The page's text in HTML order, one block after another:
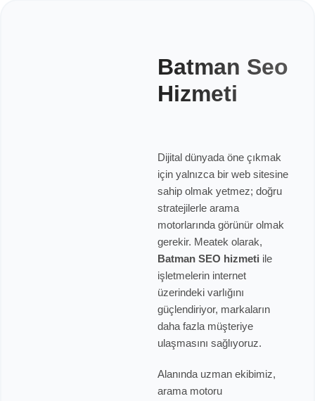
Batman Seo
Hizmeti
Dijital dünyada öne çıkmak
için yalnızca bir web sitesine
sahip olmak yetmez; doğru
stratejilerle arama
motorlarında görünür olmak
gerekir. Meatek olarak,
Batman SEO hizmeti ile
işletmelerin internet
üzerindeki varlığını
güçlendiriyor, markaların
daha fazla müşteriye
ulaşmasını sağlıyoruz.
Alanında uzman ekibimiz,
arama motoru